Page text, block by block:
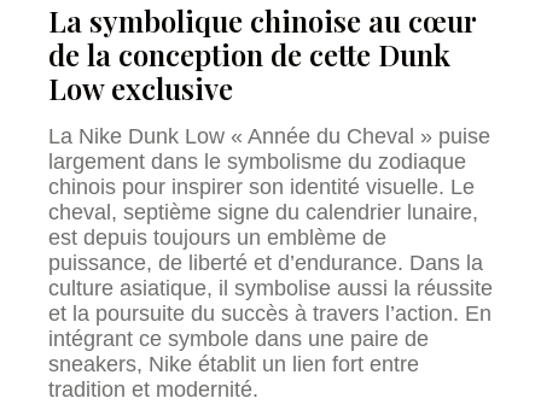
La symbolique chinoise au cœur
de la conception de cette Dunk
Low exclusive
La Nike Dunk Low « Année du Cheval » puise
largement dans le symbolisme du zodiaque
chinois pour inspirer son identité visuelle. Le
cheval, septième signe du calendrier lunaire,
est depuis toujours un emblème de
puissance, de liberté et d’endurance. Dans la
culture asiatique, il symbolise aussi la réussite
et la poursuite du succès à travers l’action. En
intégrant ce symbole dans une paire de
sneakers, Nike établit un lien fort entre
tradition et modernité.